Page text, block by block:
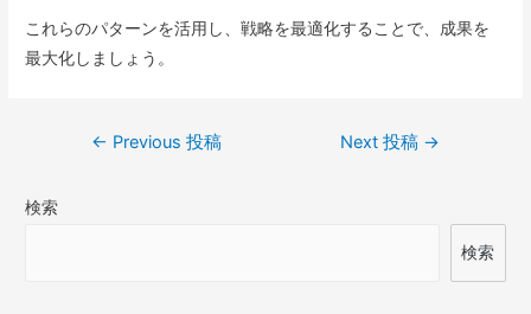
これらのパターンを活用し、戦略を最適化することで、成果を
最大化しましょう。
← Previous 投稿 Next 投稿 →
検索
検索